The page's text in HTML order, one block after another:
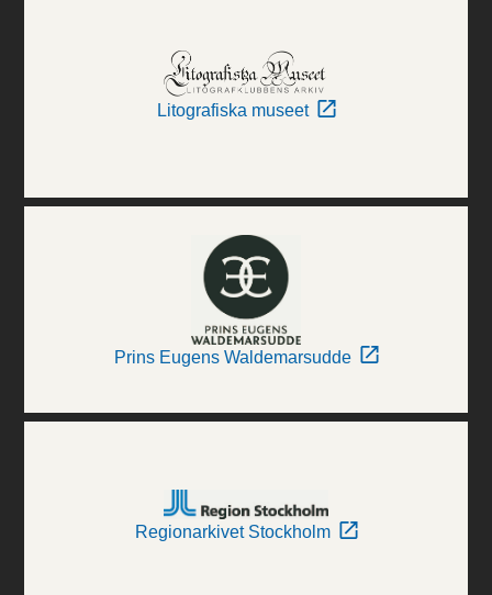
Litografiska museet
Prins Eugens Waldemarsudde
Regionarkivet Stockholm